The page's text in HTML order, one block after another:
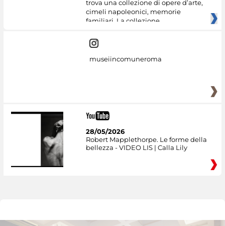
trova una collezione di opere d’arte,
cimeli napoleonici, memorie
familiari. La collezione
museiincomuneroma
28/05/2026
Robert Mapplethorpe. Le forme della
bellezza - VIDEO LIS | Calla Lily